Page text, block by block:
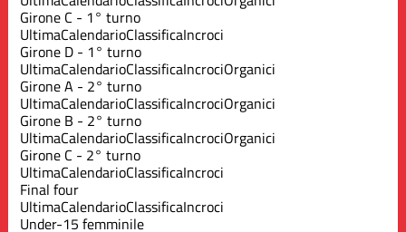
Girone C - 1° turno
UltimaCalendarioClassificaIncroci
Girone D - 1° turno
UltimaCalendarioClassificaIncrociOrganici
Girone A - 2° turno
UltimaCalendarioClassificaIncrociOrganici
Girone B - 2° turno
UltimaCalendarioClassificaIncrociOrganici
Girone C - 2° turno
UltimaCalendarioClassificaIncroci
Final four
UltimaCalendarioClassificaIncroci
Under-15 femminile